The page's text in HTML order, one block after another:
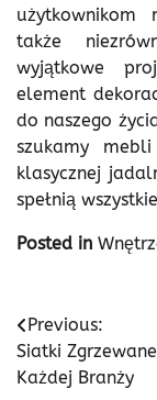
także
wyjątkowe
element
do naszego
szukamy
klasycznej
spełnią
Posted in
Nawigacja
wpisu
Previous:
Siatki
Każdej Branży